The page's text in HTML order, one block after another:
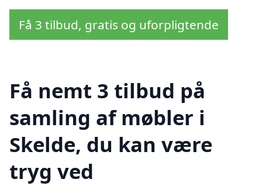
Få 3 tilbud, gratis og uforpligtende
Få nemt 3 tilbud på
samling af møbler i
Skelde, du kan være
tryg ved